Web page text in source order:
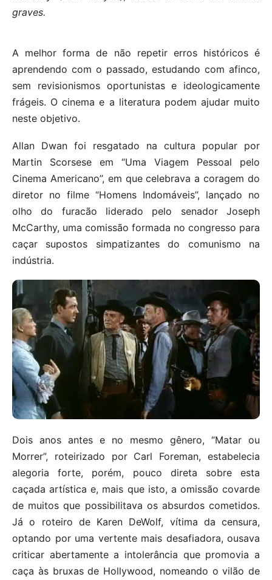
graves.
A melhor forma de não repetir erros históricos é
aprendendo com o passado, estudando com afinco,
sem revisionismos oportunistas e ideologicamente
frágeis. O cinema e a literatura podem ajudar muito
neste objetivo.
Allan Dwan foi resgatado na cultura popular por
Martin Scorsese em “Uma Viagem Pessoal pelo
Cinema Americano”, em que celebrava a coragem do
diretor no filme “Homens Indomáveis”, lançado no
olho do furacão liderado pelo senador Joseph
McCarthy, uma comissão formada no congresso para
caçar supostos simpatizantes do comunismo na
indústria.
Dois anos antes e no mesmo gênero, “Matar ou
Morrer”, roteirizado por Carl Foreman, estabelecia
alegoria forte, porém, pouco direta sobre esta
caçada artística e, mais que isto, a omissão covarde
de muitos que possibilitava os absurdos cometidos.
Já o roteiro de Karen DeWolf, vítima da censura,
optando por uma vertente mais desafiadora, ousava
criticar abertamente a intolerância que promovia a
caça às bruxas de Hollywood, nomeando o vilão de